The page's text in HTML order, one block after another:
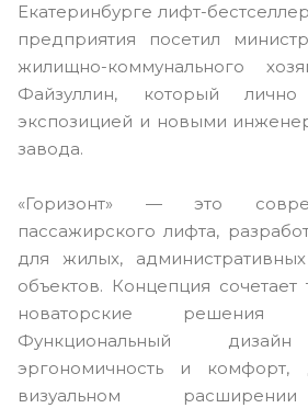
Екатеринбурге лифт-
предприятия посетил
жилищно-коммунального
Файзуллин, который
экспозицией и новыми
завода.
«Горизонт» — это
пассажирского лифта,
для жилых,
объектов. Концепция сочетает
новаторские решения
Функциональный
эргономичность и комфорт,
визуальном